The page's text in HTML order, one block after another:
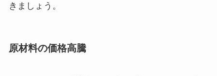
きましょう。
原材料の価格高騰